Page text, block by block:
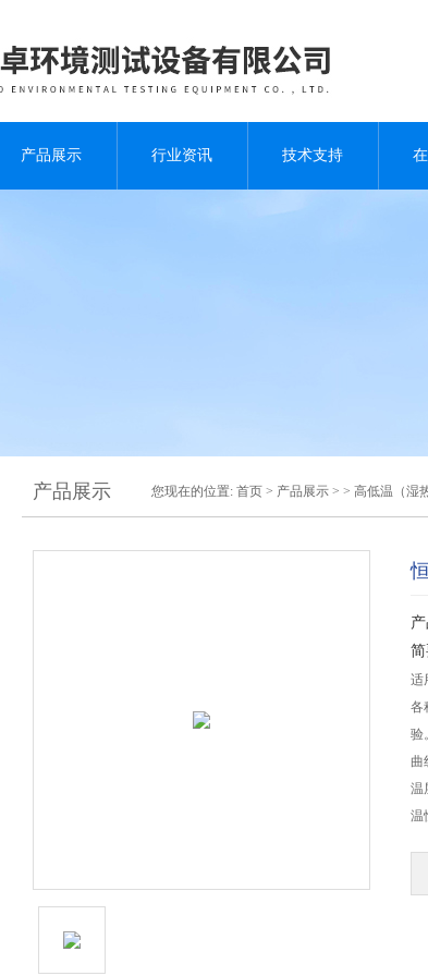
产品展示 行业资讯 技术支持
产品展示 您现在的位置: 首页 > 产品展示 > > 高低温（湿
简
适
各
验
曲
温
温